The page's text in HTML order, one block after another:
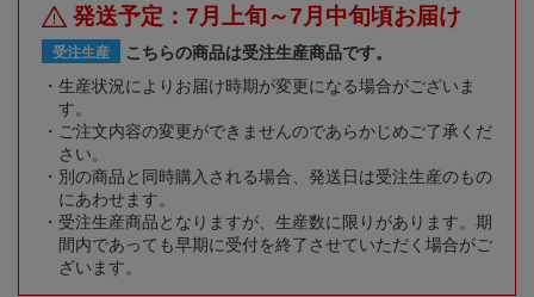
発送予定：7月上旬～7月中旬頃お届け
受注生産
こちらの商品は受注生産商品です。
生産状況によりお届け時期が変更になる場合がございま
す。
ご注文内容の変更ができませんのであらかじめご了承くだ
さい。
別の商品と同時購入される場合、発送日は受注生産のもの
にあわせます。
受注生産商品となりますが、生産数に限りがあります。期
間内であっても早期に受付を終了させていただく場合がご
ざいます。